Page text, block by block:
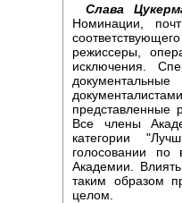
Слава
Номинации,
режиссеры,
исключения.
представленные
Все члены
категории
голосовании по
Академии.
таким образом
целом.